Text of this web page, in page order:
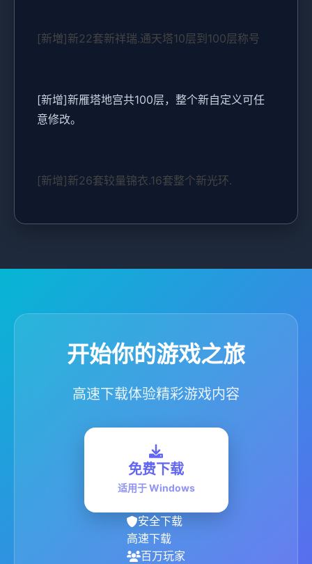
[新増]新22套新祥瑞.通天塔10层到100层称号
[新增]新雁塔地宫共100层，整个新自定义可任
意修改。
[新增]新26套较量锦衣.16套整个新光环.
开始你的游戏之旅
高速下载体验精彩游戏内容
免费下载
适用于 Windows
安全下载
高速下载
百万玩家